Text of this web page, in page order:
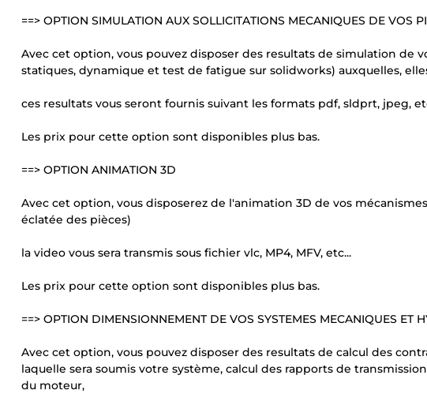
==> OPTION SIMULATION AUX SOLLICITATIONS MECANIQUES DE VOS
Avec cet option, vous pouvez disposer des resultats de simulation de
statiques, dynamique et test de fatigue sur solidworks) auxquelles,
ces resultats vous seront fournis suivant les formats pdf, sldprt, jpeg,
Les prix pour cette option sont disponibles plus bas.
==> OPTION ANIMATION 3D
Avec cet option, vous disposerez de l'animation 3D de vos
éclatée des pièces)
la video vous sera transmis sous fichier vlc, MP4, MFV, etc...
Les prix pour cette option sont disponibles plus bas.
==> OPTION DIMENSIONNEMENT DE VOS SYSTEMES MECANIQUES ET
Avec cet option, vous pouvez disposer des resultats de calcul des
laquelle sera soumis votre système, calcul des rapports de
du moteur,